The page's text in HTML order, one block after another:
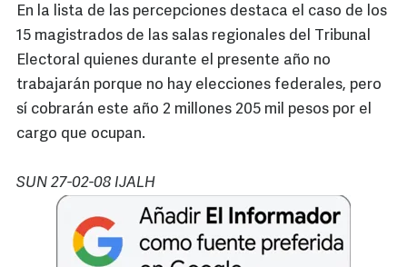
En la lista de las percepciones destaca el caso de los
15 magistrados de las salas regionales del Tribunal
Electoral quienes durante el presente año no
trabajarán porque no hay elecciones federales, pero
sí cobrarán este año 2 millones 205 mil pesos por el
cargo que ocupan.
SUN 27-02-08 IJALH